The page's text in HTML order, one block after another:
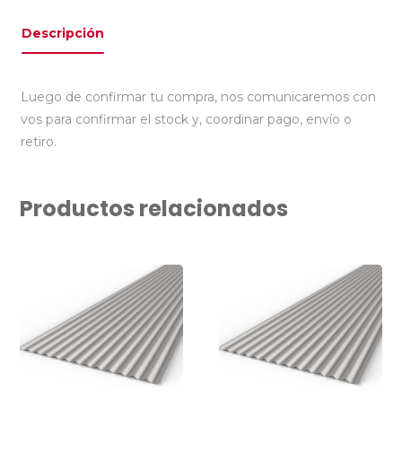
Descripción
Luego de confirmar tu compra, nos comunicaremos con
vos para confirmar el stock y, coordinar pago, envío o
retiro.
Productos relacionados